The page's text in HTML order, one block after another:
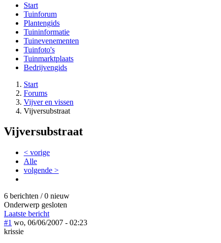
Start
Tuinforum
Plantengids
Tuininformatie
Tuinevenementen
Tuinfoto's
Tuinmarktplaats
Bedrijvengids
Start
Forums
Vijver en vissen
Vijversubstraat
Vijversubstraat
< vorige
Alle
volgende >
6 berichten / 0 nieuw
Onderwerp gesloten
Laatste bericht
#1 wo, 06/06/2007 - 02:23
krissie